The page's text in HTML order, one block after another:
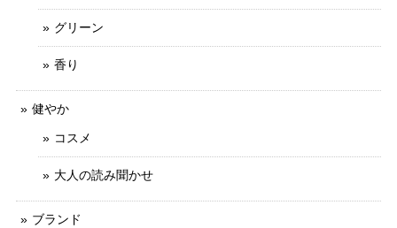
グリーン
香り
健やか
コスメ
大人の読み聞かせ
ブランド